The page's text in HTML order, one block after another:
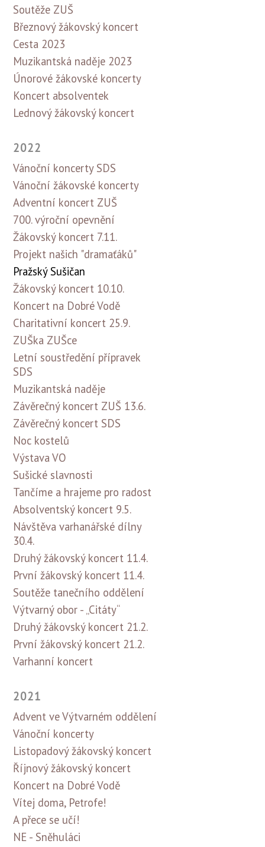
Soutěže ZUŠ
Březnový žákovský koncert
Cesta 2023
Muzikantská naděje 2023
Únorové žákovské koncerty
Koncert absolventek
Lednový žákovský koncert
2022
Vánoční koncerty SDS
Vánoční žákovské koncerty
Adventní koncert ZUŠ
700. výroční opevnění
Žákovský koncert 7.11.
Projekt našich "dramaťáků"
Pražský Sušičan
Žákovský koncert 10.10.
Koncert na Dobré Vodě
Charitativní koncert 25.9.
ZUŠka ZUŠce
Letní soustředění přípravek
SDS
Muzikantská naděje
Závěrečný koncert ZUŠ 13.6.
Závěrečný koncert SDS
Noc kostelů
Výstava VO
Sušické slavnosti
Tančíme a hrajeme pro radost
Absolventský koncert 9.5.
Návštěva varhanářské dílny
30.4.
Druhý žákovský koncert 11.4.
První žákovský koncert 11.4.
Soutěže tanečního oddělení
Výtvarný obor - „Citáty“
Druhý žákovský koncert 21.2.
První žákovský koncert 21.2.
Varhanní koncert
2021
Advent ve Výtvarném oddělení
Vánoční koncerty
Listopadový žákovský koncert
Říjnový žákovský koncert
Koncert na Dobré Vodě
Vítej doma, Petrofe!
A přece se učí!
NE - Sněhuláci